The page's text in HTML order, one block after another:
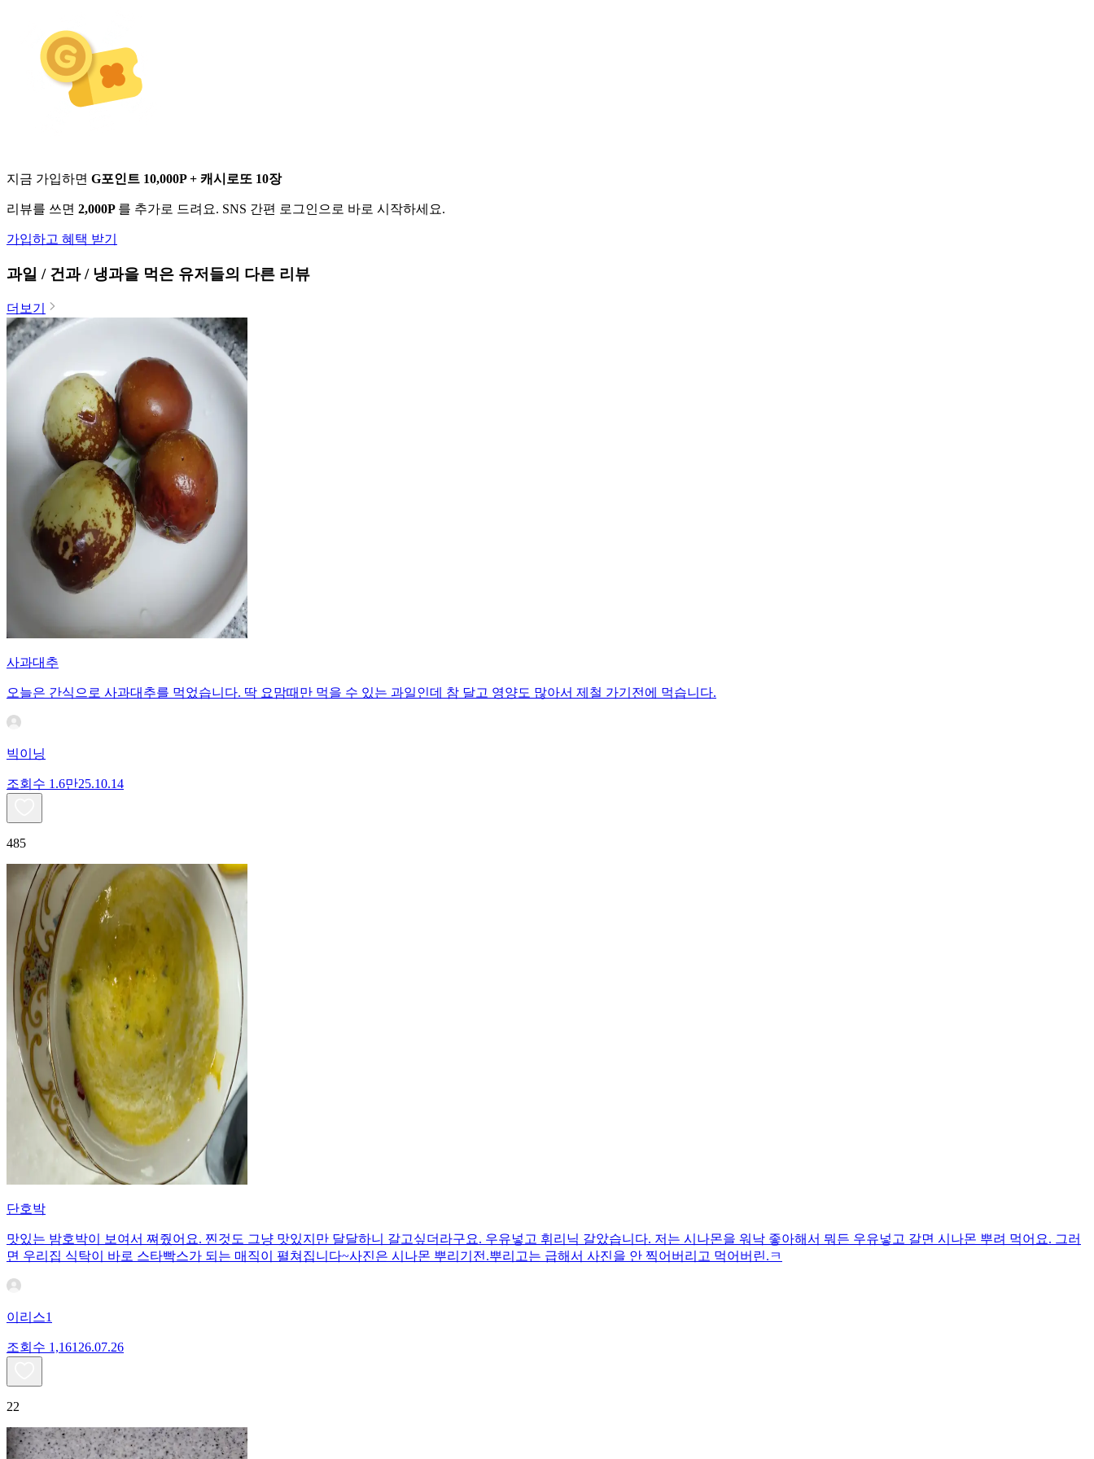
지금 가입하면 G포인트 10,000P + 캐시로또 10장
리뷰를 쓰면 2,000P 를 추가로 드려요. SNS 간편 로그인으로 바로 시작하세요.
가입하고 혜택 받기
과일 / 건과 / 냉과을 먹은 유저들의 다른 리뷰
더보기
사과대추
오늘은 간식으로 사과대추를 먹었습니다. 딱 요맘때만 먹을 수 있는 과일인데 참 달고 영양도 많아서 제철 가기전에 먹습니다.
빅이닝
조회수 1.6만25.10.14
485
단호박
맛있는 밤호박이 보여서 쪄줬어요. 찐것도 그냥 맛있지만 달달하니 갈고싶더라구요. 우유넣고 휘리닉 갈았습니다. 저는 시나몬을 워낙 좋아해서 뭐든 우유넣고 갈면 시나몬 뿌려 먹어요. 그러
면 우리집 식탁이 바로 스타빡스가 되는 매직이 펼쳐집니다~사진은 시나몬 뿌리기전.뿌리고는 급해서 사진을 안 찍어버리고 먹어버린.ㅋ
이리스1
조회수 1,161 26.07.26
22